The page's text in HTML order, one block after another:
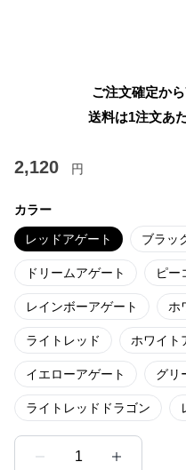
ご注文確定か
送料は1注文あ
2,120 円
カラー
レッドアゲート ブラッ
ドリームアゲート ピー
レインボーアゲート ホ
ライトレッド ホワイト
イエローアゲート グリ
ライトレッドドラゴン
1